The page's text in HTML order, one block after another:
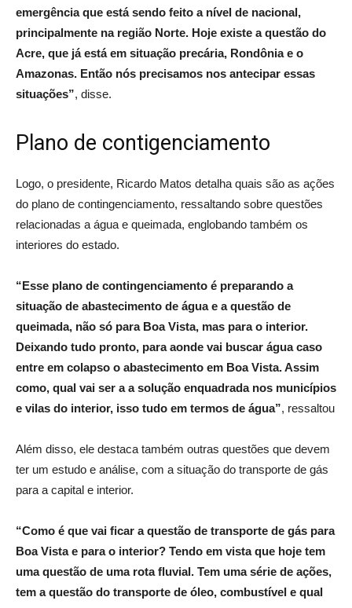
emergência que está sendo feito a nível de nacional,
principalmente na região Norte. Hoje existe a questão do
Acre, que já está em situação precária, Rondônia e o
Amazonas. Então nós precisamos nos antecipar essas
situações”, disse.
Plano de contigenciamento
Logo, o presidente, Ricardo Matos detalha quais são as ações
do plano de contingenciamento, ressaltando sobre questões
relacionadas a água e queimada, englobando também os
interiores do estado.
“Esse plano de contingenciamento é preparando a
situação de abastecimento de água e a questão de
queimada, não só para Boa Vista, mas para o interior.
Deixando tudo pronto, para aonde vai buscar água caso
entre em colapso o abastecimento em Boa Vista. Assim
como, qual vai ser a a solução enquadrada nos municípios
e vilas do interior, isso tudo em termos de água”, ressaltou
Além disso, ele destaca também outras questões que devem
ter um estudo e análise, com a situação do transporte de gás
para a capital e interior.
“Como é que vai ficar a questão de transporte de gás para
Boa Vista e para o interior? Tendo em vista que hoje tem
uma questão de uma rota fluvial. Tem uma série de ações,
tem a questão do transporte de óleo, combustível e qual